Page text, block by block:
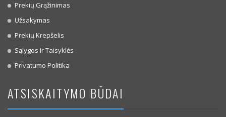
Prekių Grąžinimas
Užsakymas
Prekių Krepšelis
Sąlygos Ir Taisyklės
Privatumo Politika
ATSISKAITYMO BŪDAI